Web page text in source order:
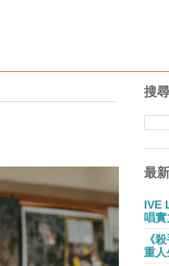
搜
最
IVE
唱實
《
重人